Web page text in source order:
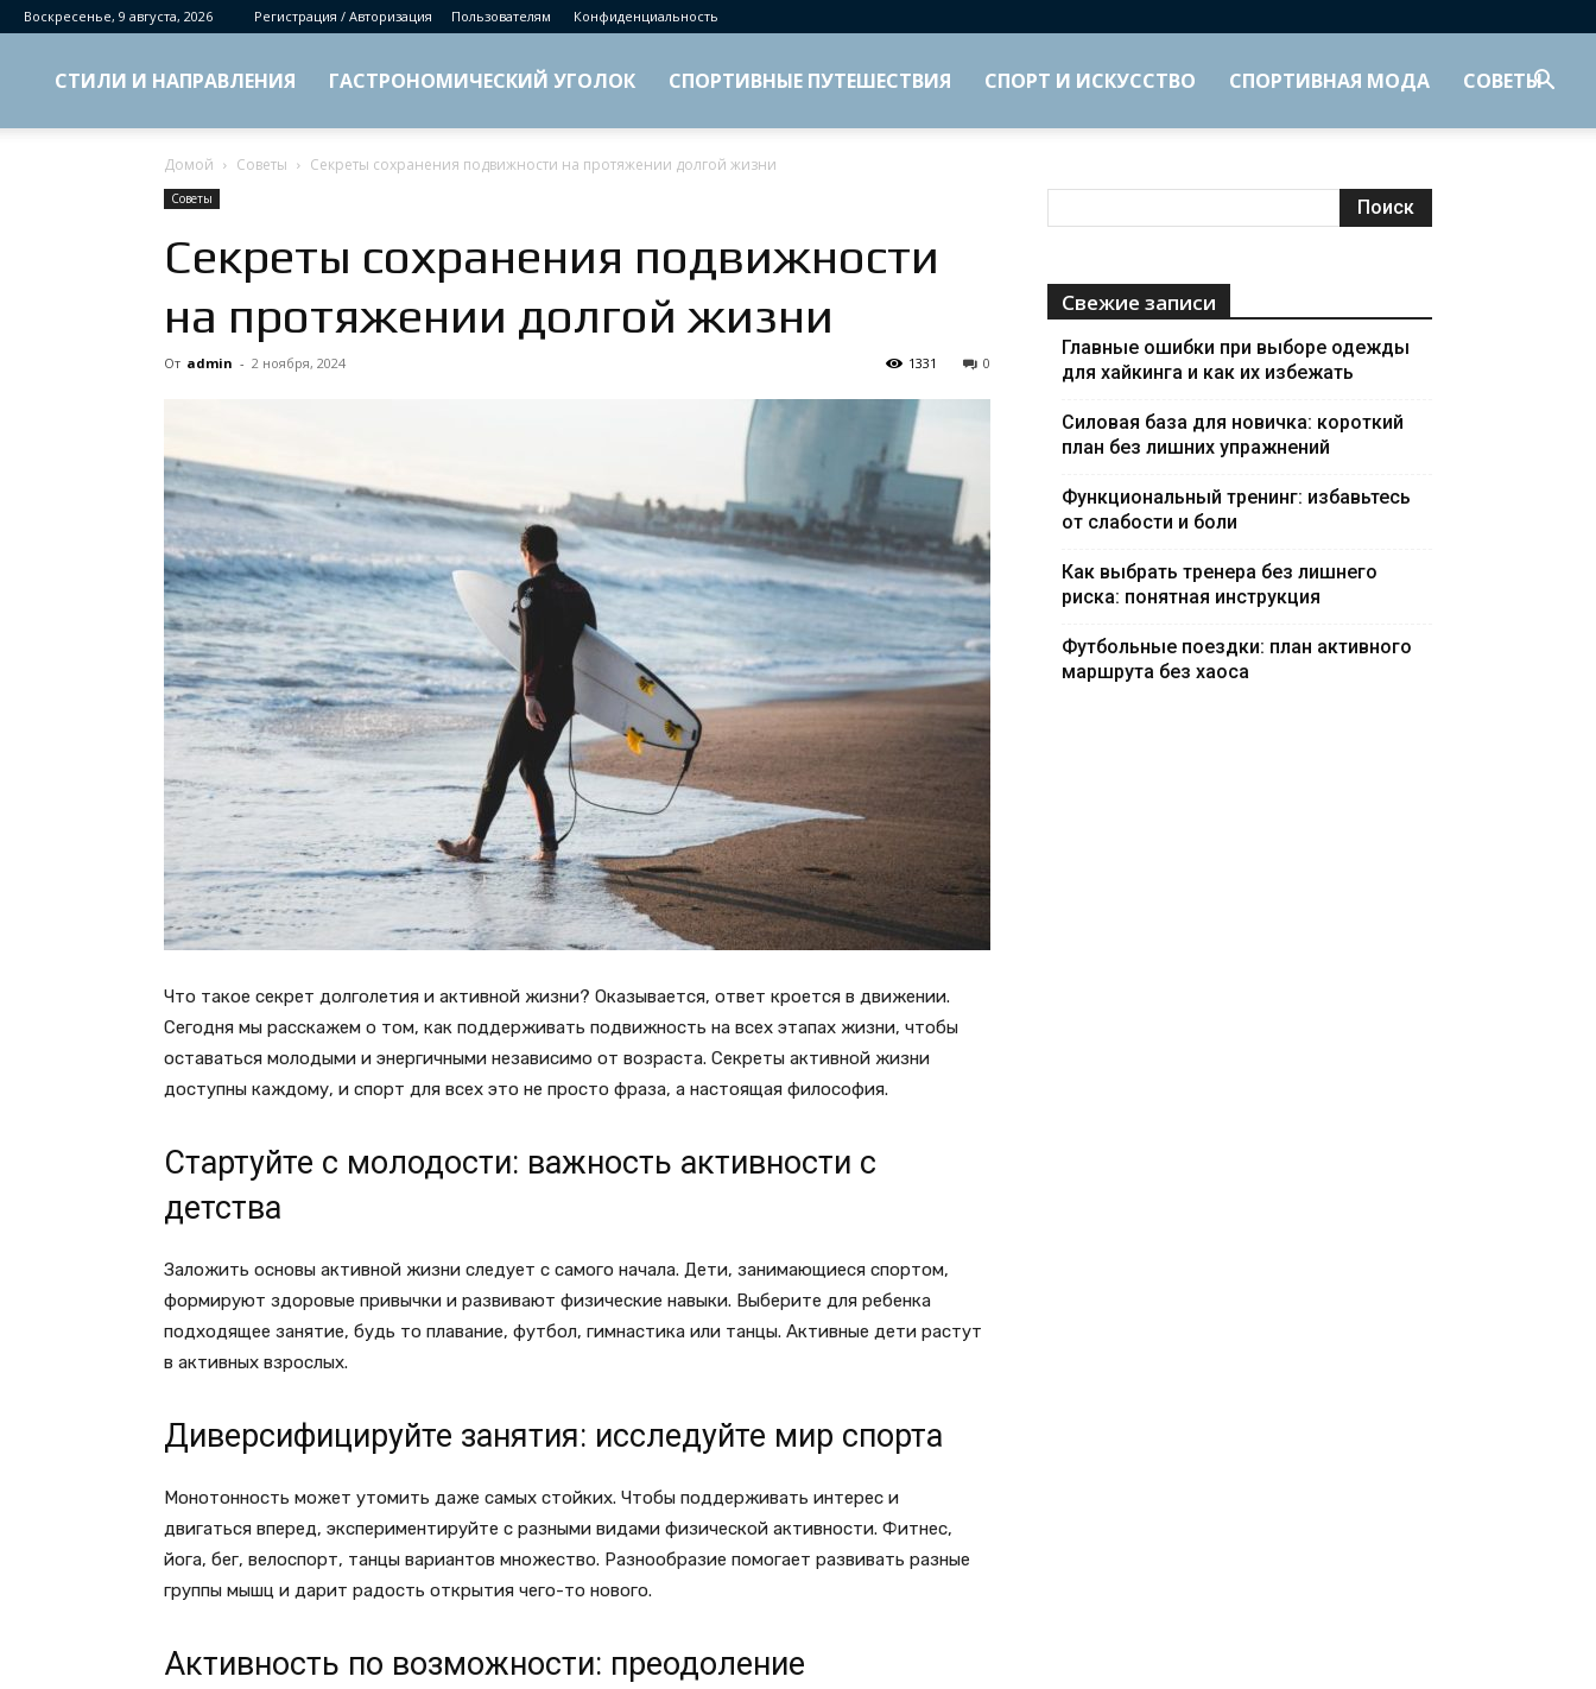
Воскресенье, 9 августа, 2026 Регистрация / Авторизация Пользователям Конфиденциальность
СТИЛИ И НАПРАВЛЕНИЯ ГАСТРОНОМИЧЕСКИЙ УГОЛОК СПОРТИВНЫЕ ПУТЕШЕСТВИЯ СПОРТ И ИСКУССТВО СПОРТИВНАЯ МОДА СОВЕТЫ
Домой Советы Секреты сохранения подвижности на протяжении долгой жизни
Советы
Секреты сохранения подвижности
на протяжении долгой жизни
От admin - 2 ноября, 2024 0
1331
Что такое секрет долголетия и активной жизни? Оказывается, ответ кроется в движении.
Сегодня мы расскажем о том, как поддерживать подвижность на всех этапах жизни, чтобы
оставаться молодыми и энергичными независимо от возраста. Секреты активной жизни
доступны каждому, и спорт для всех это не просто фраза, а настоящая философия.
Стартуйте с молодости: важность активности с
детства
Заложить основы активной жизни следует с самого начала. Дети, занимающиеся спортом,
формируют здоровые привычки и развивают физические навыки. Выберите для ребенка
подходящее занятие, будь то плавание, футбол, гимнастика или танцы. Активные дети растут
в активных взрослых.
Диверсифицируйте занятия: исследуйте мир спорта
Монотонность может утомить даже самых стойких. Чтобы поддерживать интерес и
двигаться вперед, экспериментируйте с разными видами физической активности. Фитнес,
йога, бег, велоспорт, танцы вариантов множество. Разнообразие помогает развивать разные
группы мышц и дарит радость открытия чего-то нового.
Активность по возможности: преодоление
Свежие записи
Главные ошибки при выборе одежды
для хайкинга и как их избежать
Силовая база для новичка: короткий
план без лишних упражнений
Функциональный тренинг: избавьтесь
от слабости и боли
Как выбрать тренера без лишнего
риска: понятная инструкция
Футбольные поездки: план активного
маршрута без хаоса